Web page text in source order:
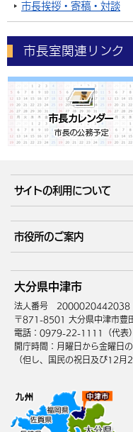
市長挨拶・寄稿・対談
市長室関連リンク
サイトの利用について
サイトマップ
市役所のご案内
庁舎地図
中津市へのアクセス
大分県中津市
法人番号 2000020442038
〒871-8501 大分県中津市豊
電話：0979-22-1111（代表）
開庁時間：月曜日から金曜日
（但し、国民の祝日及び12月